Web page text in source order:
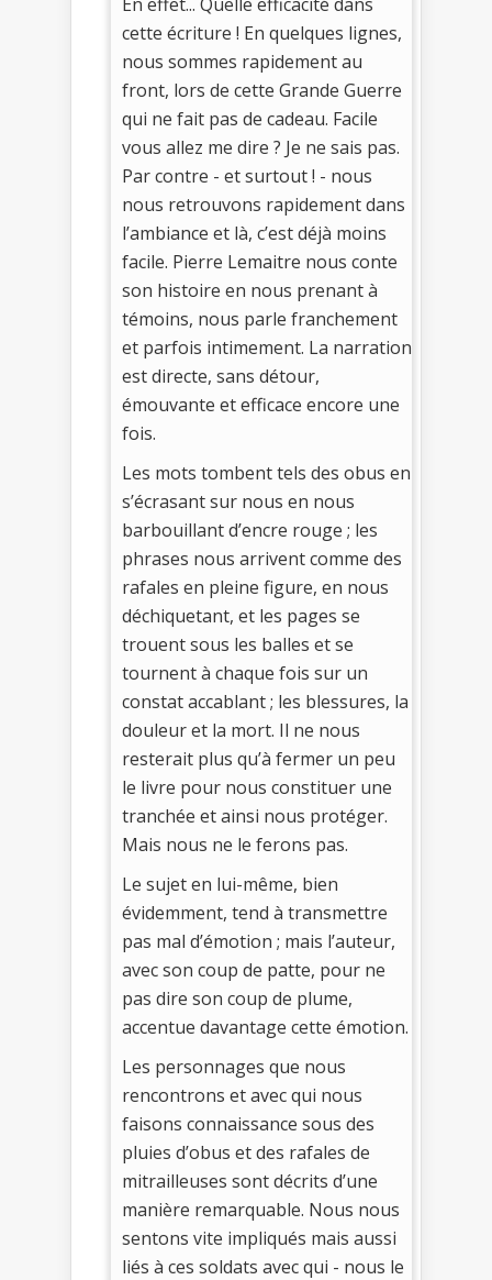
cette écriture ! En quelques lignes,
nous sommes rapidement au
front, lors de cette Grande Guerre
qui ne fait pas de cadeau. Facile
vous allez me dire ? Je ne sais pas.
Par contre - et surtout ! - nous
nous retrouvons rapidement dans
l’ambiance et là, c’est déjà moins
facile. Pierre Lemaitre nous conte
son histoire en nous prenant à
témoins, nous parle franchement
et parfois intimement. La narration
est directe, sans détour,
émouvante et efficace encore une
fois.
Les mots tombent tels des obus en
s’écrasant sur nous en nous
barbouillant d’encre rouge ; les
phrases nous arrivent comme des
rafales en pleine figure, en nous
déchiquetant, et les pages se
trouent sous les balles et se
tournent à chaque fois sur un
constat accablant ; les blessures, la
douleur et la mort. Il ne nous
resterait plus qu’à fermer un peu
le livre pour nous constituer une
tranchée et ainsi nous protéger.
Mais nous ne le ferons pas.
Le sujet en lui-même, bien
évidemment, tend à transmettre
pas mal d’émotion ; mais l’auteur,
avec son coup de patte, pour ne
pas dire son coup de plume,
accentue davantage cette émotion.
Les personnages que nous
rencontrons et avec qui nous
faisons connaissance sous des
pluies d’obus et des rafales de
mitrailleuses sont décrits d’une
manière remarquable. Nous nous
sentons vite impliqués mais aussi
liés à ces soldats avec qui - nous le